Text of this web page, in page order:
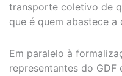
transporte coletivo de
que é quem abastece a
Em paralelo à
representantes do GDF